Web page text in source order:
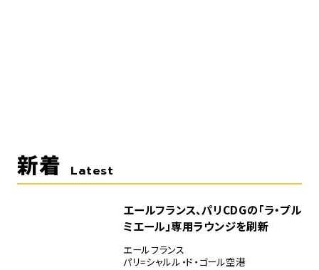
新着 Latest
エールフランス、パリCDGの「ラ・プル
ミエール」専用ラウンジを刷新
エールフランス
パリ=シャルル・ド・ゴール空港